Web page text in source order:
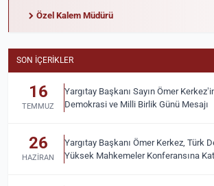
Özel Kalem Müdürü
SON İÇERIKLER
16
TEMMUZ
Yargıtay Başkanı Sayın Ömer
Demokrasi ve Milli Birlik Günü Mesajı
26
HAZIRAN
Yargıtay Başkanı Ömer Kerkez, Türk
Yüksek Mahkemeler Konferansına